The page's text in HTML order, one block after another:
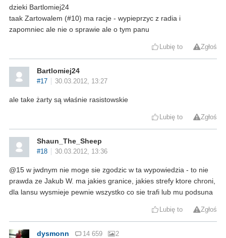
dzieki Bartlomiej24
taak Zartowalem (#10) ma racje - wypieprzyc z radia i
zapomniec ale nie o sprawie ale o tym panu
Lubię to Zgłoś
Bartlomiej24
#17 30.03.2012, 13:27
ale take żarty są właśnie rasistowskie
Lubię to Zgłoś
Shaun_The_Sheep
#18 30.03.2012, 13:36
@15 w jwdnym nie moge sie zgodzic w ta wypowiedzia - to nie
prawda ze Jakub W. ma jakies granice, jakies strefy ktore chroni,
dla lansu wysmieje pewnie wszystko co sie trafi lub mu podsuna
Lubię to Zgłoś
dysmonn 14 659
2